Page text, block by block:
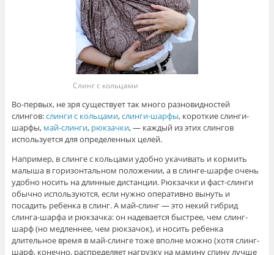
Слинг с кольцами
Во-первых, не зря существует так много разновидностей
слингов:слинги с кольцами,слинги-шарфы, короткие слинги-
шарфы, май-слинги, рюкзачки, — каждый из этих слингов
используется для определенных целей.
Например, в слинге с кольцами удобно укачивать и кормить
малыша в горизонтальном положении, а в слинге-шарфе очень
удобно носить на длинные дистанции. Рюкзачки и фаст-слинги
обычно используются, если нужно оперативно вынуть и
посадить ребенка в слинг. А май-слинг — это некий гибрид
слинга-шарфа и рюкзачка: он надевается быстрее, чем слинг-
шарф (но медленнее, чем рюкзачок), и носить ребенка
длительное время в май-слинге тоже вполне можно (хотя слинг-
шарф, конечно, распределяет нагрузку на мамину спину лучше